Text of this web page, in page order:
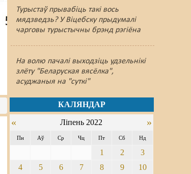
Турыстаў прывабіць такі вось
мядзведзь? У Віцебску прыдумалі
чарговы турыстычны брэнд рэгіёна
На волю пачалі выходзіць удзельнікі
злёту "Беларуская вясёлка",
асуджаныя на "суткі"
КАЛЯНДАР
« Ліпень 2022 »
Пн Аў Ср Чц Пт Сб Нд
1 2
3
4
5 6 7 8 9
10